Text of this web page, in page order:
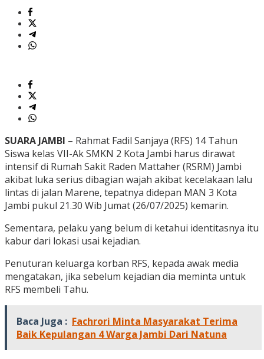
SUARA JAMBI – Rahmat Fadil Sanjaya (RFS) 14 Tahun
Siswa kelas VII-Ak SMKN 2 Kota Jambi harus dirawat
intensif di Rumah Sakit Raden Mattaher (RSRM) Jambi
akibat luka serius dibagian wajah akibat kecelakaan lalu
lintas di jalan Marene, tepatnya didepan MAN 3 Kota
Jambi pukul 21.30 Wib Jumat (26/07/2025) kemarin.
Sementara, pelaku yang belum di ketahui identitasnya itu
kabur dari lokasi usai kejadian.
Penuturan keluarga korban RFS, kepada awak media
mengatakan, jika sebelum kejadian dia meminta untuk
RFS membeli Tahu.
Baca Juga : Fachrori Minta Masyarakat Terima
Baik Kepulangan 4 Warga Jambi Dari Natuna